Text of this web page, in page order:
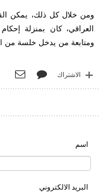
ومن خلال كل ذلك، يمكن
العراقي، كان بمنزلة
ومتابعة من يدخل خلسة من
الاشتراك
اسم
البريد الالكتروني